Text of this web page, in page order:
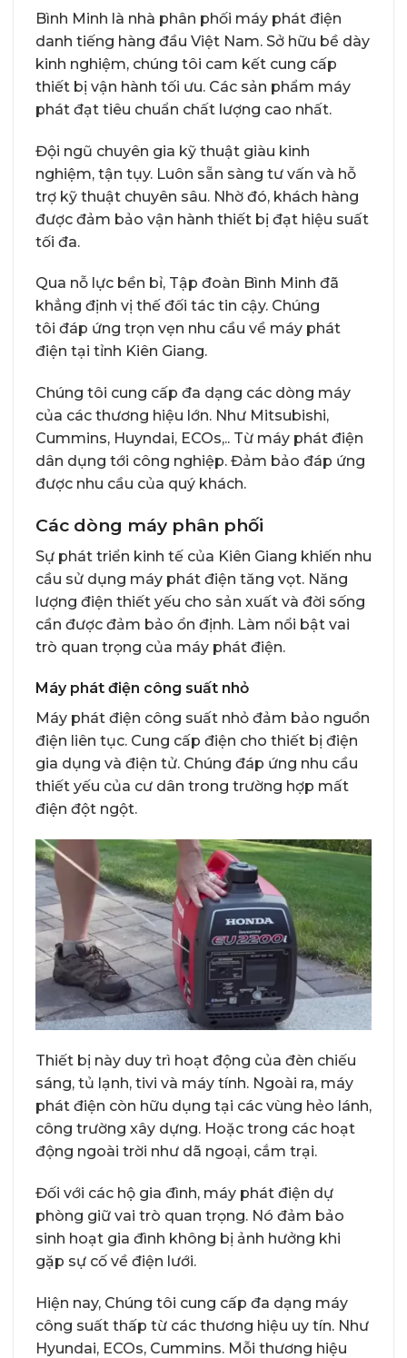
Bình Minh là nhà phân phối máy phát điện
danh tiếng hàng đầu Việt Nam. Sở hữu bề dày
kinh nghiệm, chúng tôi cam kết cung cấp
thiết bị vận hành tối ưu. Các sản phẩm máy
phát đạt tiêu chuẩn chất lượng cao nhất.
Đội ngũ chuyên gia kỹ thuật giàu kinh
nghiệm, tận tụy. Luôn sẵn sàng tư vấn và hỗ
trợ kỹ thuật chuyên sâu. Nhờ đó, khách hàng
được đảm bảo vận hành thiết bị đạt hiệu suất
tối đa.
Qua nỗ lực bền bỉ, Tập đoàn Bình Minh đã
khẳng định vị thế đối tác tin cậy. Chúng
tôi đáp ứng trọn vẹn nhu cầu về máy phát
điện tại tỉnh Kiên Giang.
Chúng tôi cung cấp đa dạng các dòng máy
của các thương hiệu lớn. Như Mitsubishi,
Cummins, Huyndai, ECOs,.. Từ máy phát điện
dân dụng tới công nghiệp. Đảm bảo đáp ứng
được nhu cầu của quý khách.
Các dòng máy phân phối
Sự phát triển kinh tế của Kiên Giang khiến nhu
cầu sử dụng máy phát điện tăng vọt. Năng
lượng điện thiết yếu cho sản xuất và đời sống
cần được đảm bảo ổn định. Làm nổi bật vai
trò quan trọng của máy phát điện.
Máy phát điện công suất nhỏ
Máy phát điện công suất nhỏ đảm bảo nguồn
điện liên tục. Cung cấp điện cho thiết bị điện
gia dụng và điện tử. Chúng đáp ứng nhu cầu
thiết yếu của cư dân trong trường hợp mất
điện đột ngột.
Thiết bị này duy trì hoạt động của đèn chiếu
sáng, tủ lạnh, tivi và máy tính. Ngoài ra, máy
phát điện còn hữu dụng tại các vùng hẻo lánh,
công trường xây dựng. Hoặc trong các hoạt
động ngoài trời như dã ngoại, cắm trại.
Đối với các hộ gia đình, máy phát điện dự
phòng giữ vai trò quan trọng. Nó đảm bảo
sinh hoạt gia đình không bị ảnh hưởng khi
gặp sự cố về điện lưới.
Hiện nay, Chúng tôi cung cấp đa dạng máy
công suất thấp từ các thương hiệu uy tín. Như
Hyundai, ECOs, Cummins. Mỗi thương hiệu